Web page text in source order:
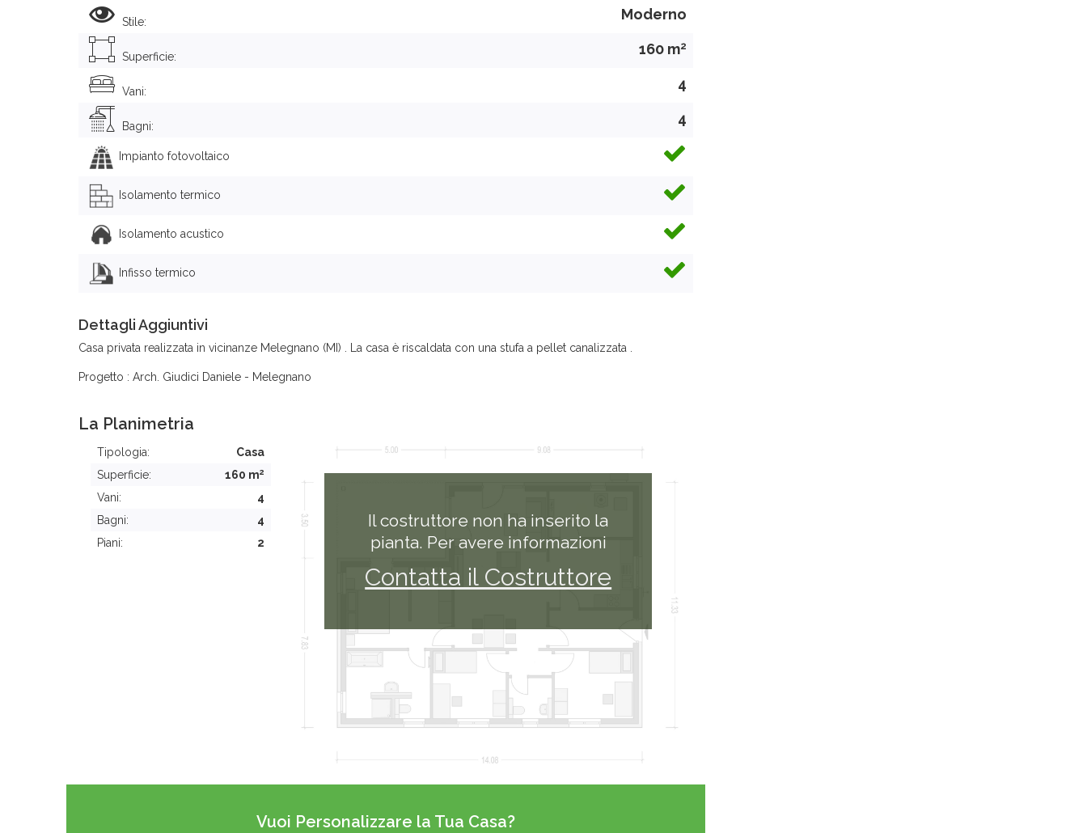
Stile: Moderno
Superficie: 160 m2
Vani: 4
Bagni: 4
Impianto fotovoltaico
Isolamento termico
Isolamento acustico
Infisso termico
Dettagli Aggiuntivi
Casa privata realizzata in vicinanze Melegnano (MI) . La casa è riscaldata con una stufa a pellet canalizzata .
Progetto : Arch. Giudici Daniele - Melegnano
La Planimetria
Tipologia:
Casa
Superficie:
160 m2
Vani:
4
Bagni:
4
Piani:
2
Il costruttore non ha inserito la
pianta. Per avere informazioni
Contatta il Costruttore
Vuoi Personalizzare la Tua Casa?